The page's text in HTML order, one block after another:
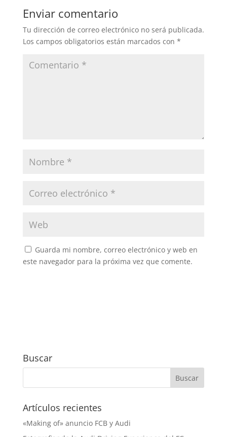
Enviar comentario
Tu dirección de correo electrónico no será publicada.
Los campos obligatorios están marcados con *
Guarda mi nombre, correo electrónico y web en
este navegador para la próxima vez que comente.
Buscar
Artículos recientes
«Making of» anuncio FCB y Audi